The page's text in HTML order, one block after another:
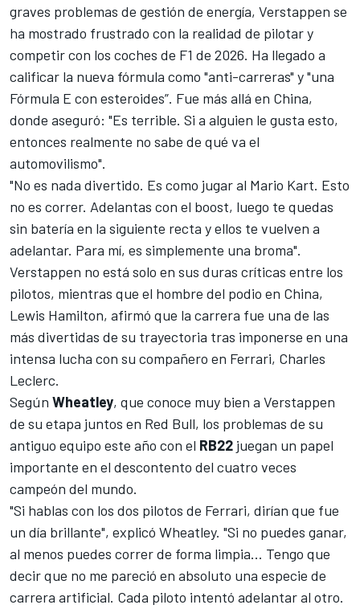
graves problemas de gestión de energía, Verstappen se
ha mostrado frustrado con la realidad de pilotar y
competir con los coches de F1 de 2026. Ha llegado a
calificar la nueva fórmula como "anti-carreras" y "una
Fórmula E con esteroides”. Fue más allá en China,
donde aseguró: "Es terrible. Si a alguien le gusta esto,
entonces realmente no sabe de qué va el
automovilismo".
"No es nada divertido. Es como jugar al Mario Kart. Esto
no es correr. Adelantas con el boost, luego te quedas
sin batería en la siguiente recta y ellos te vuelven a
adelantar. Para mí, es simplemente una broma".
Verstappen no está solo en sus duras críticas entre los
pilotos, mientras que el hombre del podio en China,
Lewis Hamilton, afirmó que la carrera fue una de las
más divertidas de su trayectoria tras imponerse en una
intensa lucha con su compañero en Ferrari, Charles
Leclerc.
Según Wheatley, que conoce muy bien a Verstappen
de su etapa juntos en Red Bull, los problemas de su
antiguo equipo este año con el RB22 juegan un papel
importante en el descontento del cuatro veces
campeón del mundo.
"Si hablas con los dos pilotos de Ferrari, dirían que fue
un día brillante", explicó Wheatley. "Si no puedes ganar,
al menos puedes correr de forma limpia... Tengo que
decir que no me pareció en absoluto una especie de
carrera artificial. Cada piloto intentó adelantar al otro.